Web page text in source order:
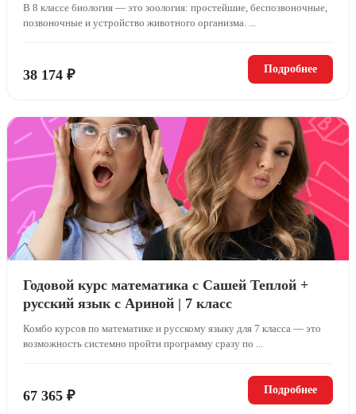
В 8 классе биология — это зоология: простейшие, беспозвоночные,
позвоночные и устройство животного организма. ...
38 174 ₽ Подробнее
Годовой курс математика с Сашей Теплой +
русский язык с Ариной | 7 класс
Комбо курсов по математике и русскому языку для 7 класса — это
возможность системно пройти программу сразу по ...
67 365 ₽ Подробнее